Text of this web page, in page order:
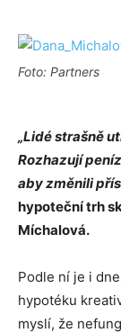
Foto: Partners
„Lidé strašně
Rozhazují
aby změnili
hypoteční trh
Míchalová.
Podle ní je i
hypotéku
myslí, že